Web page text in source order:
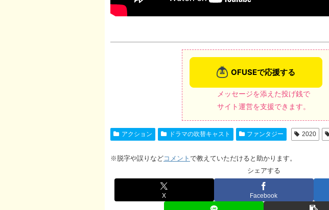
メッセージを添えた投げ銭で
サイト運営を支援できます。
アクション ドラマの吹替キャスト ファンタジー 2020
※脱字や誤りなどコメント で教えていただけると助かります。
シェアする
X Facebook